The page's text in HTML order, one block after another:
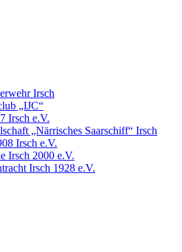
Irsch
„IJC“
Irsch e.V.
„Närrisches Saarschiff“ Irsch
Irsch e.V.
Irsch 2000 e.V.
Irsch 1928 e.V.